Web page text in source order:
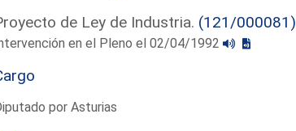
de Ley de Industria. (121/000081)
en el Pleno el 02/04/1992
por Asturias